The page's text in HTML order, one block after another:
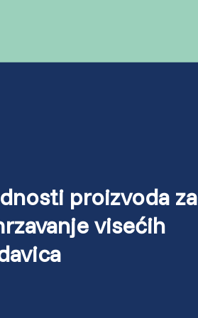
proizvoda za
visećih